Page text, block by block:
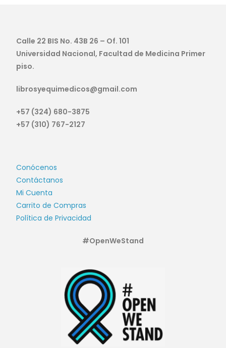
Calle 22 BIS No. 43B 26 – Of. 101
Universidad Nacional, Facultad de Medicina Primer
piso.
librosyequimedicos@gmail.com
+57 (324) 680-3875
+57 (310) 767-2127
Conócenos
Contáctanos
Mi Cuenta
Carrito de Compras
Política de Privacidad
#OpenWeStand